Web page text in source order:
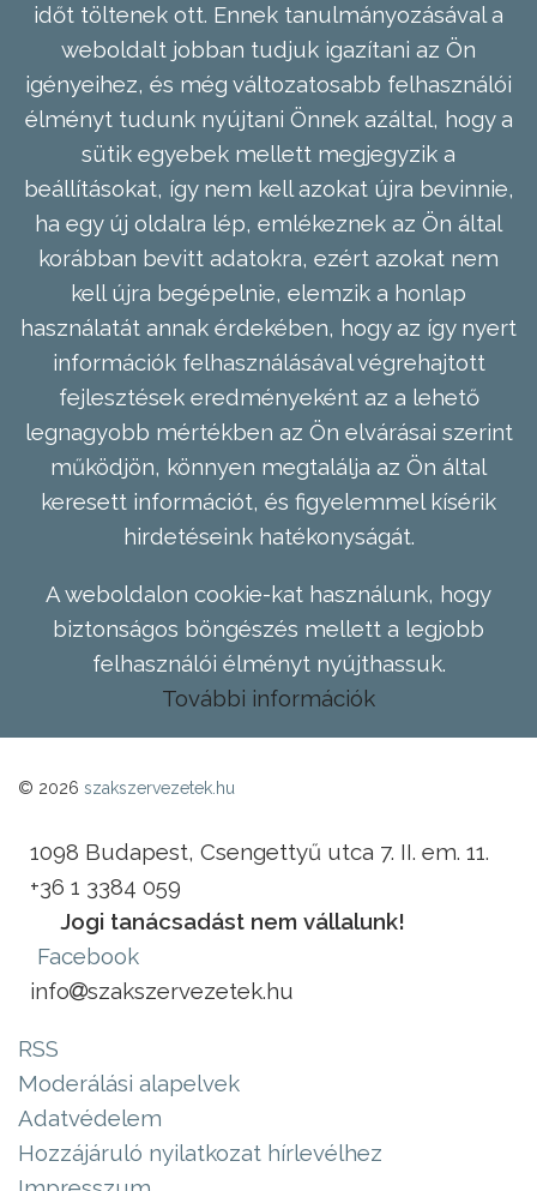
időt töltenek ott. Ennek tanulmányozásával a
weboldalt jobban tudjuk igazítani az Ön
igényeihez, és még változatosabb felhasználói
élményt tudunk nyújtani Önnek azáltal, hogy a
sütik egyebek mellett megjegyzik a
beállításokat, így nem kell azokat újra bevinnie,
ha egy új oldalra lép, emlékeznek az Ön által
korábban bevitt adatokra, ezért azokat nem
kell újra begépelnie, elemzik a honlap
használatát annak érdekében, hogy az így nyert
információk felhasználásával végrehajtott
fejlesztések eredményeként az a lehető
legnagyobb mértékben az Ön elvárásai szerint
működjön, könnyen megtalálja az Ön által
keresett információt, és figyelemmel kísérik
hirdetéseink hatékonyságát.
A weboldalon cookie-kat használunk, hogy
biztonságos böngészés mellett a legjobb
felhasználói élményt nyújthassuk.
További információk
© 2026 szakszervezetek.hu
1098 Budapest, Csengettyű utca 7. II. em. 11.
+36 1 3384 059
Jogi tanácsadást nem vállalunk!
Facebook
info
szakszervezetek.hu
RSS
Moderálási alapelvek
Adatvédelem
Hozzájáruló nyilatkozat hírlevélhez